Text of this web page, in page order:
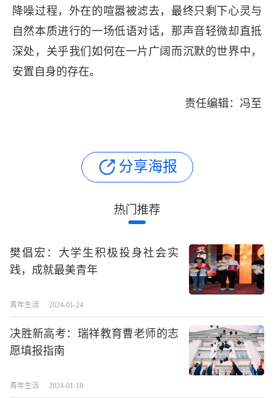
降噪过程，外在的喧嚣被滤去，最终只剩下心灵与
自然本质进行的一场低语对话，那声音轻微却直抵
深处，关乎我们如何在一片广阔而沉默的世界中，
安置自身的存在。
责任编辑：冯至
分享海报
热门推荐
樊倡宏：大学生积极投身社会实
践，成就最美青年
青年生活 2024-01-24
决胜新高考：瑞祥教育曹老师的志
愿填报指南
青年生活 2024-01-18